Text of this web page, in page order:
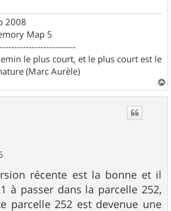
2008
Map 5
le plus court, et le plus court est le
(Marc Aurèle)
a
récente est la bonne et il
à passer dans la parcelle 252,
parcelle 252 est devenue une